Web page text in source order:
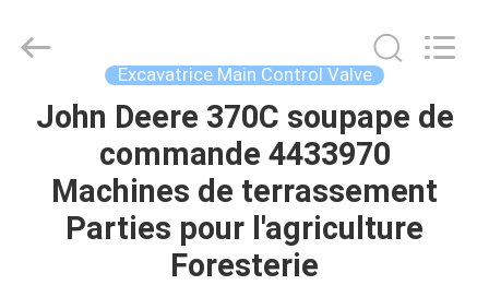
APERÇU
PRODUITS
Machinery
Excavatrice Main Control Valve
John Deere 370C soupape de
commande 4433970
Machines de terrassement
Parties pour l'agriculture
Foresterie